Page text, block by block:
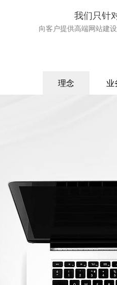
我们只针
向客户提供高端网站建
理念 业